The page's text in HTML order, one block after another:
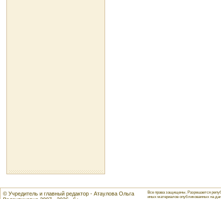
© Учредитель и главный редактор - Атаулова Ольга
Все права защищены. Разрешается
иных материалов опубликованных на